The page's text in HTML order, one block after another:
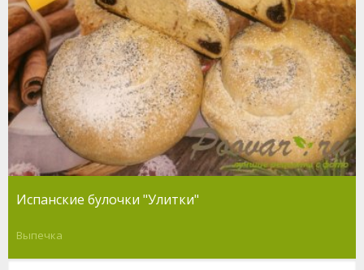
Испанские булочки "Улитки"
Выпечка